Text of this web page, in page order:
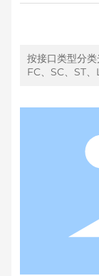
按接口类型分
FC、SC、ST
光纤配线架;LC
插拔力小，易
用双通道设计